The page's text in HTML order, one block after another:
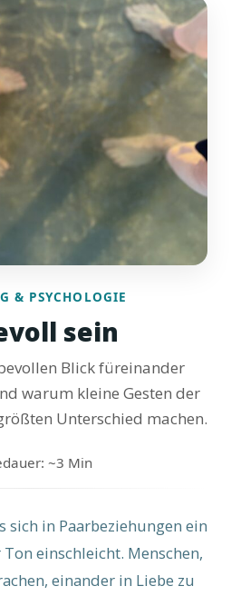
& PSYCHOLOGIE
sein
Blick füreinander
warum kleine Gesten der
Unterschied machen.
~3 Min
sich in Paarbeziehungen ein
einschleicht. Menschen,
einander in Liebe zu